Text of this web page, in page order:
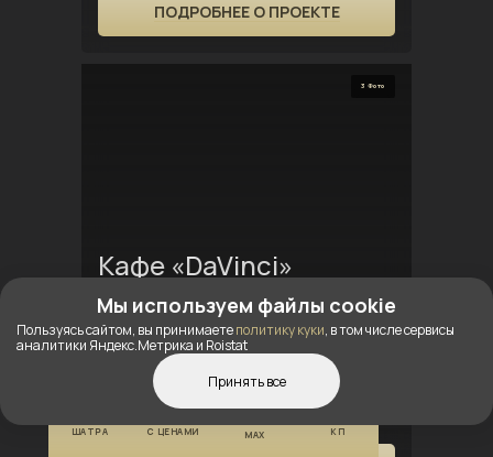
ШАТРА
С ЦЕНАМИ
MAX
КП
ПОДРОБНЕЕ О ПРОЕКТЕ
3 Фото
Кафе «DaVinci»
Год установки:
2018
Установлен
г. Арзамас
Мы используем файлы cookie
Пользуясь сайтом, вы принимаетеполитику куки, в том числе сервисы
аналитики Яндекс.Метрика и Roistat
Принять все